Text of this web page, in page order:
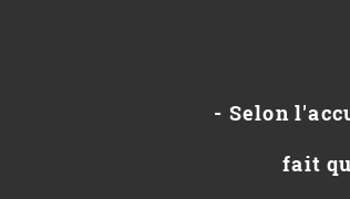
- Selon
fait